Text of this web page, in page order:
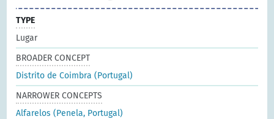
TYPE
Lugar
BROADER CONCEPT
Distrito de Coimbra (Portugal)
NARROWER CONCEPTS
Alfarelos (Penela, Portugal)